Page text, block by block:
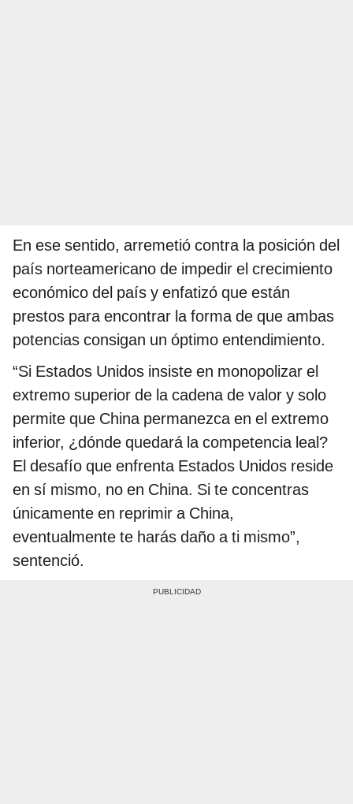
En ese sentido, arremetió contra la posición del
país norteamericano de impedir el crecimiento
económico del país y enfatizó que están
prestos para encontrar la forma de que ambas
potencias consigan un óptimo entendimiento.
“Si Estados Unidos insiste en monopolizar el
extremo superior de la cadena de valor y solo
permite que China permanezca en el extremo
inferior, ¿dónde quedará la competencia leal?
El desafío que enfrenta Estados Unidos reside
en sí mismo, no en China. Si te concentras
únicamente en reprimir a China,
eventualmente te harás daño a ti mismo”,
sentenció.